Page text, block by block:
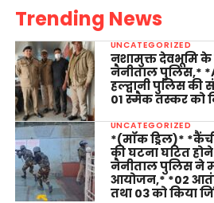
Trending News
UNCATEGORIZED
नशामुक्त देवभूमि के
नैनीताल पुलिस,*
हल्द्वानी पुलिस की
01 स्मैक तस्कर को
UNCATEGORIZED
*(मॉक ड्रिल)*
की घटना घटित
नैनीताल पुलिस ने
आयोजन,* *02
तथा 03 को किया